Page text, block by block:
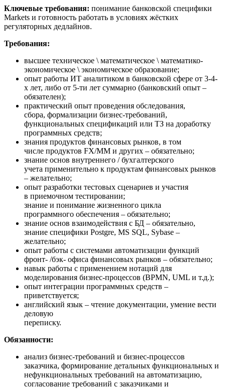
Ключевые требования: понимание банковской специфики
Markets и готовность работать в условиях жёстких
регуляторных дедлайнов.
Требования:
высшее техническое \ математическое \ математико-
экономическое \ экономическое образование;
опыт работы ИТ аналитиком в банковской сфере от 3-4-
х лет, либо от 5-ти лет суммарно (банковский опыт –
обязателен);
практический опыт проведения обследования,
сбора, формализации бизнес-требований,
функциональных спецификаций или ТЗ на доработку
программных средств;
знания продуктов финансовых рынков, в том
числе продуктов FX/MM и других – обязательно;
знание основ внутреннего / бухгалтерского
учета применительно к продуктам финансовых рынков
– желательно;
опыт разработки тестовых сценариев и участия
в приемочном тестировании;
знание и понимание жизненного цикла
программного обеспечения – обязательно;
знание основ взаимодействия с БД – обязательно,
знание специфики Postgre, MS SQL, Sybase –
желательно;
опыт работы с системами автоматизации функций
фронт- /бэк- офиса финансовых рынков – обязательно;
навык работы с применением нотаций для
моделирования бизнес-процессов (BPMN, UML и т.д.);
опыт интеграции программных средств –
приветствуется;
английский язык – чтение документации, умение вести
деловую
переписку.
Обязанности:
анализ бизнес-требований и бизнес-процессов
заказчика, формирование детальных функциональных и
нефункциональных требований на автоматизацию,
согласование требований с заказчиками и